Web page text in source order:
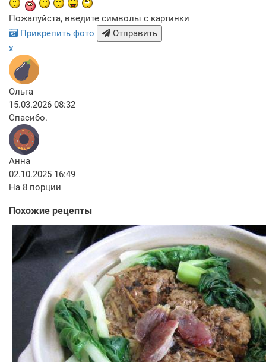
Пожалуйста, введите символы с картинки
Прикрепить фото
Отправить
x
Ольга
15.03.2026 08:32
Спасибо.
Анна
02.10.2025 16:49
На 8 порции
Похожие рецепты